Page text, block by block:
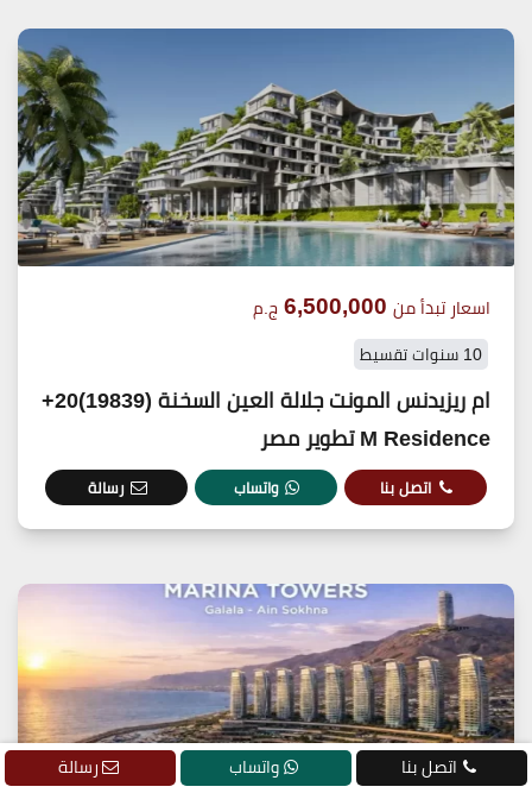
اسعار تبدأ من 6,500,000 ج.م
10 سنوات تقسيط
ام ريزيدنس المونت جلالة العين السخنة (19839)20+
M Residence تطوير مصر
اتصل بنا واتساب رسالة
اتصل بنا واتساب رسالة